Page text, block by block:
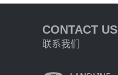
CONTACT US
联系我们